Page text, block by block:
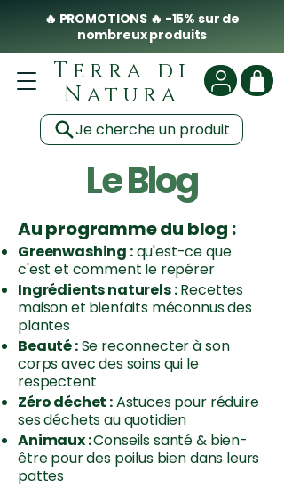
🔥 PROMOTIONS 🔥 -15% sur de
nombreux produits
Terra di
Natura
Je cherche un produit
Le Blog
Au programme du blog :
Greenwashing :qu'est-ce que
c'est et comment le repérer
Ingrédients naturels :Recettes
maison et bienfaits méconnus des
plantes
Beauté :Se reconnecter à son
corps avec des soins qui le
respectent
Zéro déchet :Astuces pour réduire
ses déchets au quotidien
Animaux :Conseils santé & bien-
être pour des poilus bien dans leurs
pattes